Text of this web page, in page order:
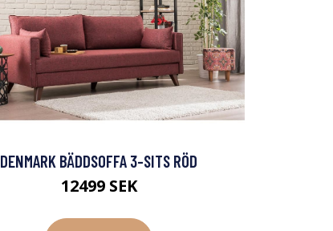
DENMARK BÄDDSOFFA 3-SITS RÖD
12499 SEK